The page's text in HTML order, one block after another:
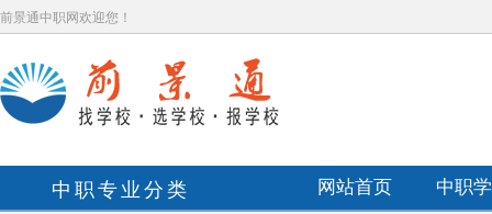
前景通中职网欢迎您！
中职专业分类 网站首页 中职